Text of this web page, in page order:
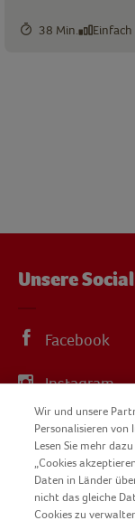
38 Min. Einfach
Unsere
Facebook
Instagram
YouTube
Wir und unsere
Personalisieren von
Lesen Sie mehr
„Cookies
Daten in Länder
nicht das gleiche
Cookies zu